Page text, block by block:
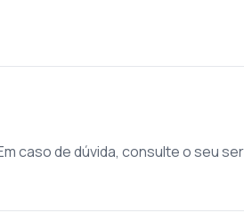
caso de dúvida, consulte o seu